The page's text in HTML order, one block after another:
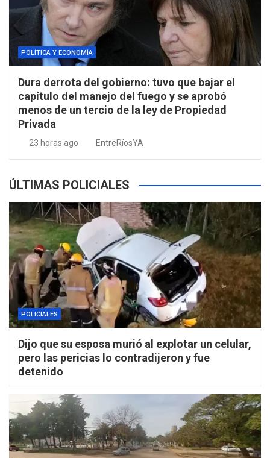
POLÍTICA Y ECONOMÍA
Dura derrota del gobierno: tuvo que bajar el
capítulo del manejo del fuego y se aprobó
menos de un tercio de la ley de Propiedad
Privada
23 horas ago EntreRíosYA
ÚLTIMAS POLICIALES
POLICIALES
Dijo que su esposa murió al explotar un celular,
pero las pericias lo contradijeron y fue
detenido